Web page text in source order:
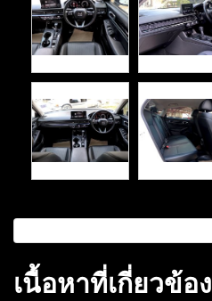
เนื้อหาที่เกี่ยวข้อง